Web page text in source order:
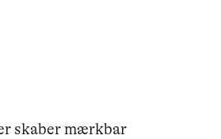
skaber mærkbar